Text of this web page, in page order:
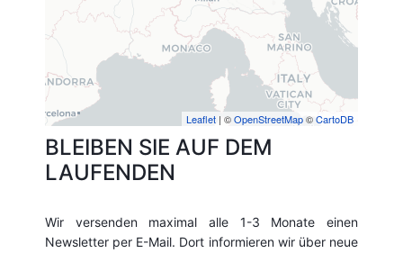
Leaflet | ©OpenStreetMap©CartoDB
BLEIBEN SIE AUF DEM
LAUFENDEN
Wir versenden maximal alle 1-3 Monate einen
Newsletter per E-Mail. Dort informieren wir über neue